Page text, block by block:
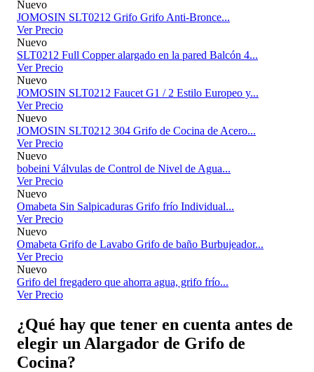
Nuevo
JOMOSIN SLT0212 Grifo Grifo Anti-Bronce...
Ver Precio
Nuevo
SLT0212 Full Copper alargado en la pared Balcón 4...
Ver Precio
Nuevo
JOMOSIN SLT0212 Faucet G1 / 2 Estilo Europeo y...
Ver Precio
Nuevo
JOMOSIN SLT0212 304 Grifo de Cocina de Acero...
Ver Precio
Nuevo
bobeini Válvulas de Control de Nivel de Agua...
Ver Precio
Nuevo
Omabeta Sin Salpicaduras Grifo frío Individual...
Ver Precio
Nuevo
Omabeta Grifo de Lavabo Grifo de baño Burbujeador...
Ver Precio
Nuevo
Grifo del fregadero que ahorra agua, grifo frío...
Ver Precio
¿Qué hay que tener en cuenta antes de
elegir un Alargador de Grifo de
Cocina?